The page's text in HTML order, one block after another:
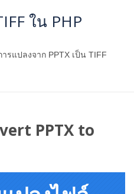
ใน PHP
รแปลงจาก PPTX เป็น TIFF
PPTX to